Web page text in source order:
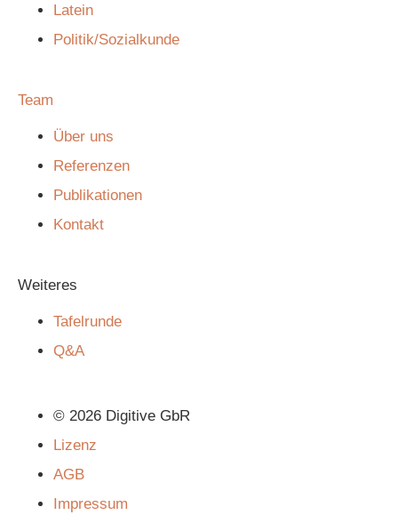
Latein
Politik/Sozialkunde
Team
Über uns
Referenzen
Publikationen
Kontakt
Weiteres
Tafelrunde
Q&A
© 2026 Digitive GbR
Lizenz
AGB
Impressum